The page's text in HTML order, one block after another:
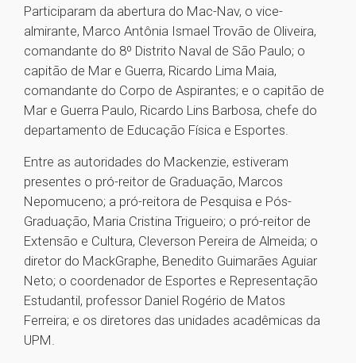
Participaram da abertura do Mac-Nav, o vice-
almirante, Marco Antônia Ismael Trovão de Oliveira,
comandante do 8º Distrito Naval de São Paulo; o
capitão de Mar e Guerra, Ricardo Lima Maia,
comandante do Corpo de Aspirantes; e o capitão de
Mar e Guerra Paulo, Ricardo Lins Barbosa, chefe do
departamento de Educação Física e Esportes.
Entre as autoridades do Mackenzie, estiveram
presentes o pró-reitor de Graduação, Marcos
Nepomuceno; a pró-reitora de Pesquisa e Pós-
Graduação, Maria Cristina Trigueiro; o pró-reitor de
Extensão e Cultura, Cleverson Pereira de Almeida; o
diretor do MackGraphe, Benedito Guimarães Aguiar
Neto; o coordenador de Esportes e Representação
Estudantil, professor Daniel Rogério de Matos
Ferreira; e os diretores das unidades acadêmicas da
UPM.